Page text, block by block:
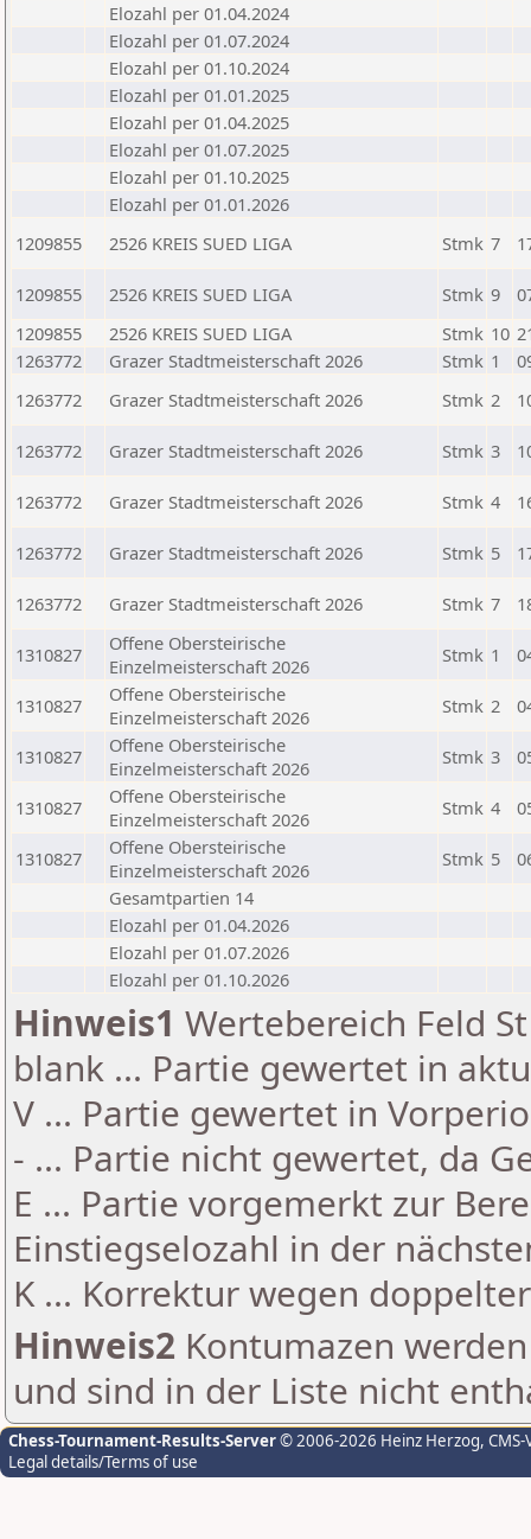
Elozahl per 01.04.2024
Elozahl per 01.07.2024
Elozahl per 01.10.2024
Elozahl per 01.01.2025
Elozahl per 01.04.2025
Elozahl per 01.07.2025
Elozahl per 01.10.2025
Elozahl per 01.01.2026
1209855
2526 KREIS SUED LIGA Stmk 7
1209855 2526 KREIS SUED LIGA Stmk 9
1209855
2526 KREIS SUED LIGA Stmk 10
1263772
Grazer Stadtmeisterschaft 2026 Stmk 1
1263772
Grazer Stadtmeisterschaft 2026 Stmk 2
1263772 Grazer Stadtmeisterschaft 2026 Stmk 3
1263772 Grazer Stadtmeisterschaft 2026 Stmk 4
1263772 Grazer Stadtmeisterschaft 2026 Stmk 5
1263772 Grazer Stadtmeisterschaft 2026 Stmk 7
1310827
Offene Obersteirische
Einzelmeisterschaft 2026
Stmk 1
1310827
Offene Obersteirische
Einzelmeisterschaft 2026
Stmk 2
1310827
Offene Obersteirische
Einzelmeisterschaft 2026
Stmk 3
1310827
Offene Obersteirische
Einzelmeisterschaft 2026
Stmk 4
1310827
Offene Obersteirische
Einzelmeisterschaft 2026
Stmk 5
Gesamtpartien 14
Elozahl per 01.04.2026
Elozahl per 01.07.2026
Elozahl per 01.10.2026
Hinweis1 Wertebereich Feld
blank ... Partie gewertet in
V ... Partie gewertet in
- ... Partie nicht gewertet, da
E ... Partie vorgemerkt zur
Einstiegselozahl in der
K ... Korrektur wegen
Hinweis2 Kontumazen
und sind in der Liste nicht
Chess-Tournament-Results-Server© 2006-2026 Heinz Herzog,
Legal details/Terms of use